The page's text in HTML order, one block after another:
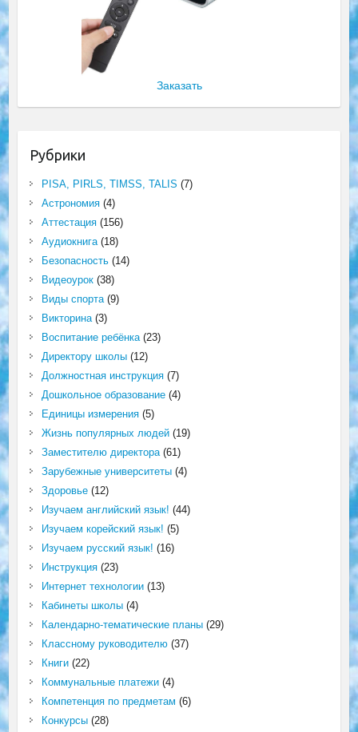
Заказать
Рубрики
PISA, PIRLS, TIMSS, TALIS (7)
Астрономия(4)
Аттестация(156)
Аудиокнига(18)
Безопасность(14)
Видеоурок(38)
Виды спорта(9)
Викторина(3)
Воспитание ребёнка(23)
Директору школы(12)
Должностная инструкция(7)
Дошкольное образование(4)
Единицы измерения(5)
Жизнь популярных людей(19)
Заместителю директора(61)
Зарубежные университеты(4)
Здоровье(12)
Изучаем английский язык! (44)
Изучаем корейский язык! (5)
Изучаем русский язык! (16)
Инструкция(23)
Интернет технологии(13)
Кабинеты школы(4)
Календарно-тематические планы(29)
Классному руководителю(37)
Книги(22)
Коммунальные платежи(4)
Компетенция по предметам (6)
Конкурсы(28)